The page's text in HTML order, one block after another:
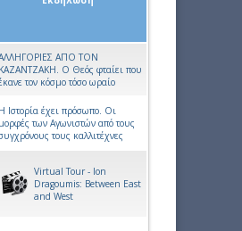
ΑΠΟ ΤΟΝ
ΚΑΖΑΝΤΖΑΚΗ. Ο Θεός φταίει που
τον κόσμο τόσο ωραίο
Η Ιστορία έχει πρόσωπο. Οι
μορφές των Αγωνιστών από τους
τους καλλιτέχνες
Virtual Tour - Ion
Dragoumis: Between East
and West